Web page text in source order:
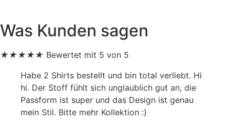
Was Kunden sagen
★★★★★ Bewertet mit 5 von 5
Habe 2 Shirts bestellt und bin total verliebt. Hi
hi. Der Stoff fühlt sich unglaublich gut an, die
Passform ist super und das Design ist genau
mein Stil. Bitte mehr Kollektion :)